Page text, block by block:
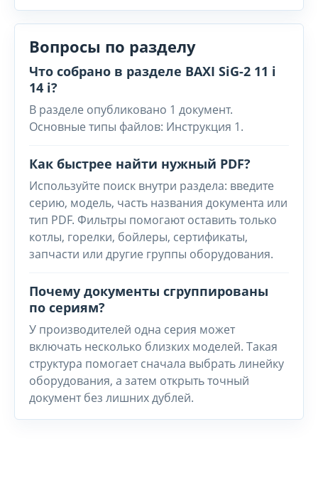
Вопросы по разделу
Что собрано в разделе BAXI SiG-2 11 i
14 i?
В разделе опубликовано 1 документ.
Основные типы файлов: Инструкция 1.
Как быстрее найти нужный PDF?
Используйте поиск внутри раздела: введите
серию, модель, часть названия документа или
тип PDF. Фильтры помогают оставить только
котлы, горелки, бойлеры, сертификаты,
запчасти или другие группы оборудования.
Почему документы сгруппированы
по сериям?
У производителей одна серия может
включать несколько близких моделей. Такая
структура помогает сначала выбрать линейку
оборудования, а затем открыть точный
документ без лишних дублей.